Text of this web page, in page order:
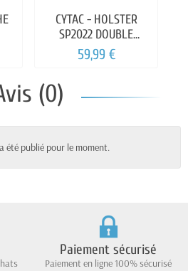
CYTAC - HOLSTER
SP2022 DOUBLE
RETENTION LEVEL3
59,99 €
(0)
été publié pour le moment.
Paiement sécurisé
Paiement en ligne 100% sécurisé